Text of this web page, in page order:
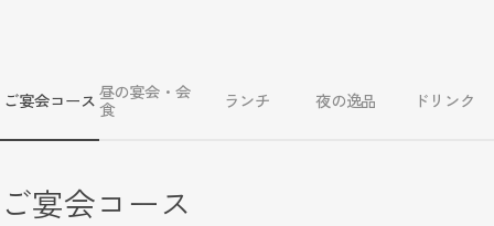
ご宴会コース昼の宴会・会
食 ランチ 夜の逸品 ドリンク
ご宴会コース